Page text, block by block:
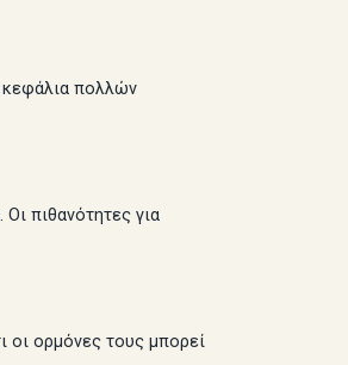
κεφάλια πολλών
πιθανότητες για
οι ορμόνες τους μπορεί